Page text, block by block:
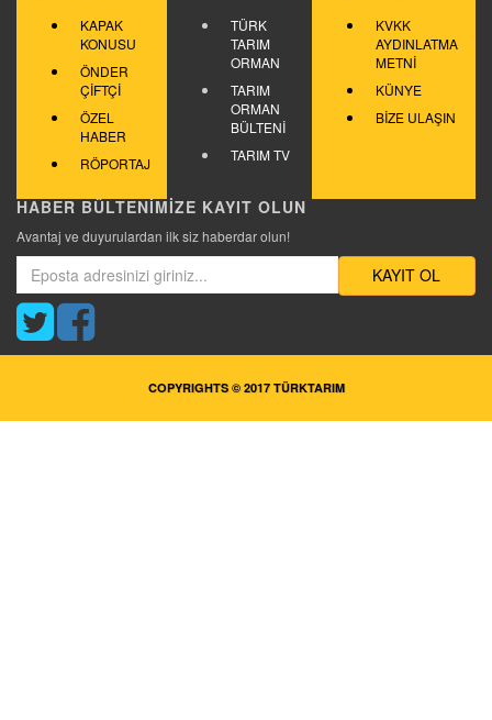
KAPAK
KONUSU
ÖNDER
ÇİFTÇİ
ÖZEL
HABER
RÖPORTAJ
TÜRK
TARIM
ORMAN
TARIM
ORMAN
BÜLTENİ
TARIM TV
KVKK
AYDINLATMA
METNİ
KÜNYE
BİZE ULAŞIN
HABER BÜLTENİMİZE KAYIT OLUN
Avantaj ve duyurulardan ilk siz haberdar olun!
KAYIT OL
COPYRIGHTS © 2017 TÜRKTARIM